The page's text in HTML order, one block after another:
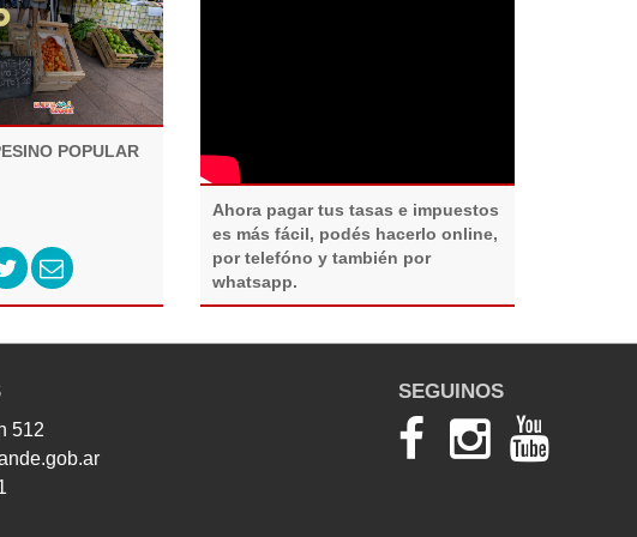
POPULAR
Ahora pagar tus tasas e impuestos
es más fácil, podés hacerlo online,
por telefóno y también por
whatsapp.
512
SEGUINOS